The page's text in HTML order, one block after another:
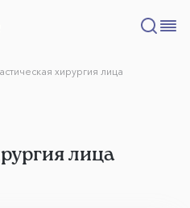
хирургия лица
лица